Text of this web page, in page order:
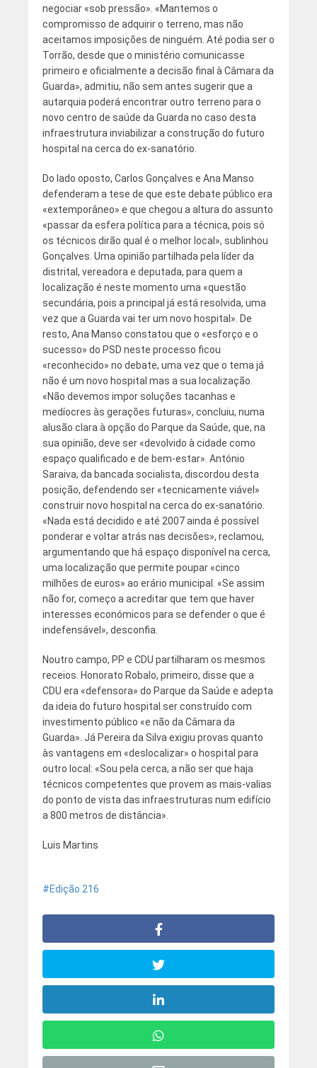
negociar «sob pressão». «Mantemos o
compromisso de adquirir o terreno, mas não
aceitamos imposições de ninguém. Até podia ser o
Torrão, desde que o ministério comunicasse
primeiro e oficialmente a decisão final à Câmara da
Guarda», admitiu, não sem antes sugerir que a
autarquia poderá encontrar outro terreno para o
novo centro de saúde da Guarda no caso desta
infraestrutura inviabilizar a construção do futuro
hospital na cerca do ex-sanatório.
Do lado oposto, Carlos Gonçalves e Ana Manso
defenderam a tese de que este debate público era
«extemporâneo» e que chegou a altura do assunto
«passar da esfera política para a técnica, pois só
os técnicos dirão qual é o melhor local», sublinhou
Gonçalves. Uma opinião partilhada pela líder da
distrital, vereadora e deputada, para quem a
localização é neste momento uma «questão
secundária, pois a principal já está resolvida, uma
vez que a Guarda vai ter um novo hospital». De
resto, Ana Manso constatou que o «esforço e o
sucesso» do PSD neste processo ficou
«reconhecido» no debate, uma vez que o tema já
não é um novo hospital mas a sua localização.
«Não devemos impor soluções tacanhas e
medíocres às gerações futuras», concluiu, numa
alusão clara à opção do Parque da Saúde, que, na
sua opinião, deve ser «devolvido à cidade como
espaço qualificado e de bem-estar». António
Saraiva, da bancada socialista, discordou desta
posição, defendendo ser «tecnicamente viável»
construir novo hospital na cerca do ex-sanatório.
«Nada está decidido e até 2007 ainda é possível
ponderar e voltar atrás nas decisões», reclamou,
argumentando que há espaço disponível na cerca,
uma localização que permite poupar «cinco
milhões de euros» ao erário municipal. «Se assim
não for, começo a acreditar que tem que haver
interesses económicos para se defender o que é
indefensável», desconfia.
Noutro campo, PP e CDU partilharam os mesmos
receios. Honorato Robalo, primeiro, disse que a
CDU era «defensora» do Parque da Saúde e adepta
da ideia do futuro hospital ser construído com
investimento público «e não da Câmara da
Guarda». Já Pereira da Silva exigiu provas quanto
às vantagens em «deslocalizar» o hospital para
outro local: «Sou pela cerca, a não ser que haja
técnicos competentes que provem as mais-valias
do ponto de vista das infraestruturas num edifício
a 800 metros de distância».
Luis Martins
Edição 216